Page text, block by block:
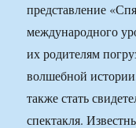
представление
международного
их родителям
волшебной
также стать
спектакля.